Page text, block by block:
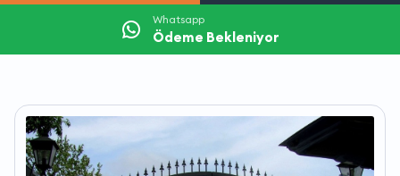
Whatsapp
Ödeme Bekleniyor